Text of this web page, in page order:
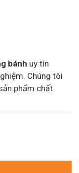
bánh uy tín
Chúng tôi
phẩm chất